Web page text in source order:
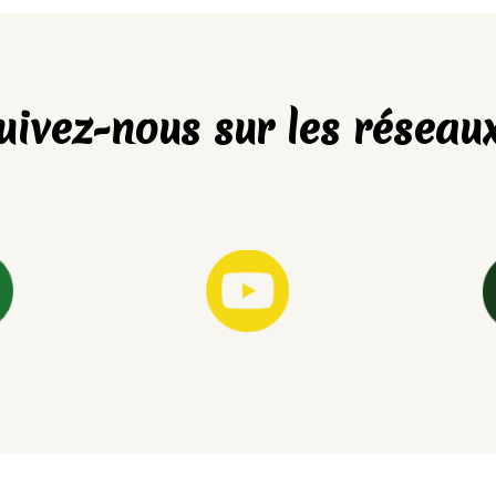
nous sur les